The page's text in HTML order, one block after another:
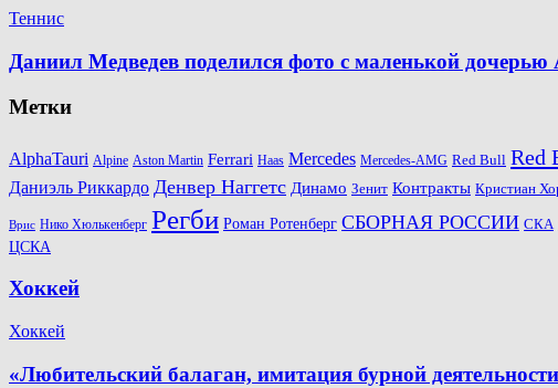
Теннис
Даниил Медведев поделился фото с маленькой дочерью
Метки
AlphaTauri Alpine Aston Martin Ferrari Haas Mercedes Mercedes-AMG Red Bull Red
Даниэль Риккардо Денвер Наггетс Динамо Зенит Контракты Кристиан
Врис Нико Хюлькенберг Регби Роман Ротенберг СБОРНАЯ РОССИИ СКА
ЦСКА
Хоккей
Хоккей
«Любительский балаган, имитация бурной